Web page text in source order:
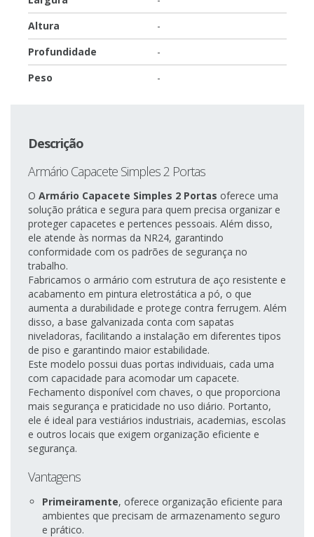
Altura
-
Profundidade
-
Peso
-
Descrição
Armário Capacete Simples 2 Portas
O Armário Capacete Simples 2 Portas oferece uma
solução prática e segura para quem precisa organizar e
proteger capacetes e pertences pessoais. Além disso,
ele atende às normas da NR24, garantindo
conformidade com os padrões de segurança no
trabalho.
Fabricamos o armário com estrutura de aço resistente e
acabamento em pintura eletrostática a pó, o que
aumenta a durabilidade e protege contra ferrugem. Além
disso, a base galvanizada conta com sapatas
niveladoras, facilitando a instalação em diferentes tipos
de piso e garantindo maior estabilidade.
Este modelo possui duas portas individuais, cada uma
com capacidade para acomodar um capacete.
Fechamento disponível com chaves, o que proporciona
mais segurança e praticidade no uso diário. Portanto,
ele é ideal para vestiários industriais, academias, escolas
e outros locais que exigem organização eficiente e
segurança.
Vantagens
Primeiramente, oferece organização eficiente para
ambientes que precisam de armazenamento seguro
e prático.